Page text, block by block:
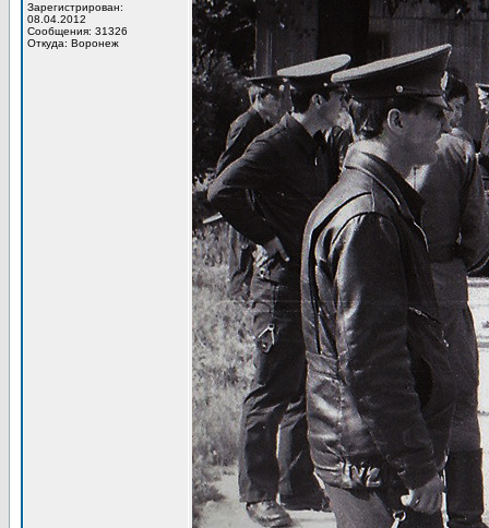
Зарегистрирован:
08.04.2012
Сообщения: 31326
Откуда: Воронеж